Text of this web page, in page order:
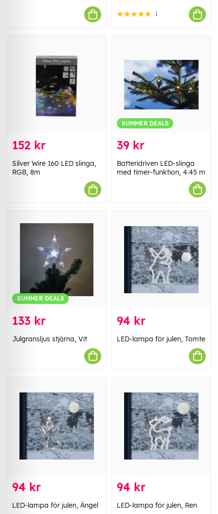
1
152 kr
Silver Wire 160 LED slinga,
RGB, 8m
SUMMER DEALS
39 kr
Batteridriven LED-slinga
med timer-funktion, 4.45 m
SUMMER DEALS
133 kr
Julgransljus stjärna, Vit
94 kr
LED-lampa för julen, Tomte
94 kr
LED-lampa för julen, Ängel
94 kr
LED-lampa för julen, Ren